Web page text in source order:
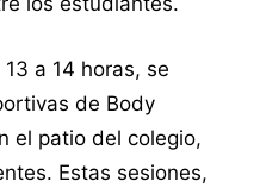
a 14 horas, se
de Body
el patio del colegio,
Estas sesiones,